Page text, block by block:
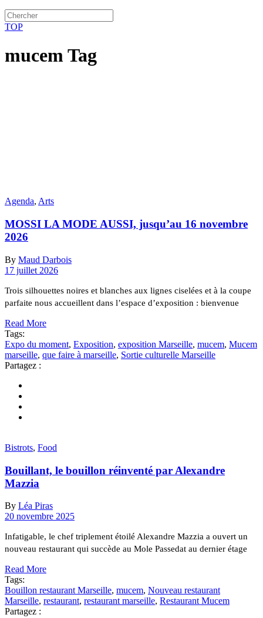
TOP
mucem Tag
Agenda, Arts
MOSSI LA MODE AUSSI, jusqu’au 16 novembre
2026
By Maud Darbois
17 juillet 2026
Trois silhouettes noires et blanches aux lignes ciselées et à la coupe
parfaite nous accueillent dans l’espace d’exposition : bienvenue
Read More
Tags:
Expo du moment, Exposition, exposition Marseille, mucem, Mucem
marseille, que faire à marseille, Sortie culturelle Marseille
Partagez :
Bistrots, Food
Bouillant, le bouillon réinventé par Alexandre
Mazzia
By Léa Piras
20 novembre 2025
Infatigable, le chef triplement étoilé Alexandre Mazzia a ouvert un
nouveau restaurant qui succède au Mole Passedat au dernier étage
Read More
Tags:
Bouillon restaurant Marseille, mucem, Nouveau restaurant
Marseille, restaurant, restaurant marseille, Restaurant Mucem
Partagez :